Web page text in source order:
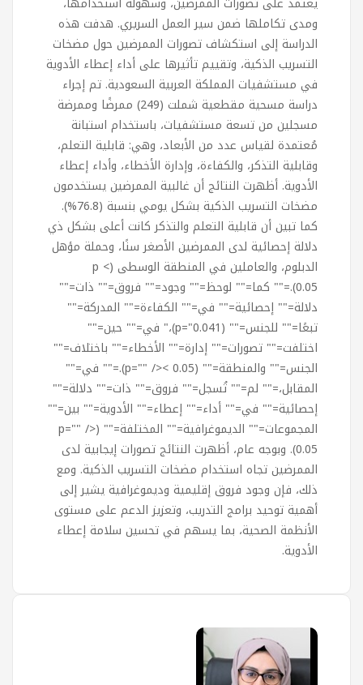
ومدى تكاملها ضمن سير العمل السريري. هدفت هذه
الدراسة إلى استكشاف تصورات الممرضين حول مضخات
التسريب الذكية، وتقييم تأثيرها على أداء إعطاء الأدوية
في مستشفيات المملكة العربية السعودية. تم إجراء
دراسة مسحية مقطعية شملت (249) ممرضًا وممرضة
مسجلين من تسعة مستشفيات، باستخدام استبانة
مُعتمدة لقياس عدد من الأبعاد، وهي: قابلية التعلم،
وقابلية التذكر، والكفاءة، وإدارة الأخطاء، وأداء إعطاء
الأدوية. أظهرت النتائج أن غالبية الممرضين يستخدمون
مضخات التسريب الذكية بشكل يومي بنسبة (76.8%).
كما تبين أن قابلية التعلم والتذكر كانت أعلى بشكل ذي
دلالة إحصائية لدى الممرضين الأصغر سنًا، وحملة مؤهل
الدبلوم، والعاملين في المنطقة الوسطى (p <
0.05).="" كما="" لوحظ="" وجود="" فروق="" ذات=""
دلالة="" إحصائية="" في="" الكفاءة="" المدركة=""
تبعًا="" للجنس="" (p="0.041)،" في="" حين=""
اختلفت="" تصورات="" إدارة="" الأخطاء="" باختلاف=""
الجنس="" والمنطقة="" (p="" />< 0.05).="" في=""
المقابل،="" لم="" تُسجل="" فروق="" ذات="" دلالة=""
إحصائية="" في="" أداء="" إعطاء="" الأدوية="" بين=""
المجموعات="" الديموغرافية="" المختلفة="" (p="" />
0.05). وبوجه عام، أظهرت النتائج تصورات إيجابية لدى
الممرضين تجاه استخدام مضخات التسريب الذكية. ومع
ذلك، فإن وجود فروق إقليمية وديموغرافية يشير إلى
أهمية توحيد برامج التدريب، وتعزيز الدعم على مستوى
الأنظمة الصحية، بما يسهم في تحسين سلامة إعطاء
الأدوية.